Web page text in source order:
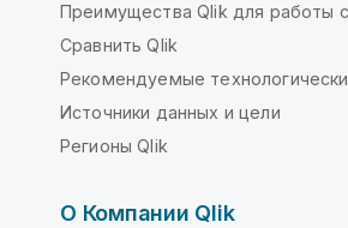
Преимущества Qlik для работы
Сравнить Qlik
Рекомендуемые
Источники данных и цели
Регионы Qlik
О Компании Qlik